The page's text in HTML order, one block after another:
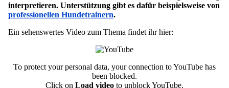
interpretieren. Unterstützung gibt es dafür beispielsweise von
professionellen Hundetrainern.
Ein sehenswertes Video zum Thema findet ihr hier:
To protect your personal data, your connection to YouTube has
been blocked.
Click on Load video to unblock YouTube.